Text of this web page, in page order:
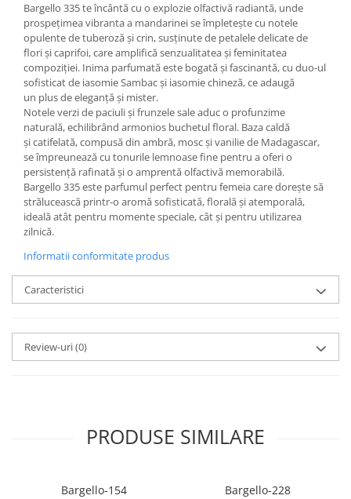
Bargello 335 te încântă cu o explozie olfactivă radiantă, unde
prospețimea vibranta a mandarinei se împletește cu notele
opulente de tuberoză și crin, susținute de petalele delicate de
flori și caprifoi, care amplifică senzualitatea și feminitatea
compoziției. Inima parfumată este bogată și fascinantă, cu duo-ul
sofisticat de iasomie Sambac și iasomie chineză, ce adaugă
un plus de eleganță și mister.
Notele verzi de paciuli și frunzele sale aduc o profunzime
naturală, echilibrând armonios buchetul floral. Baza caldă
și catifelată, compusă din ambră, mosc și vanilie de Madagascar,
se împreunează cu tonurile lemnoase fine pentru a oferi o
persistență rafinată și o amprentă olfactivă memorabilă.
Bargello 335 este parfumul perfect pentru femeia care dorește să
strălucească printr-o aromă sofisticată, florală și atemporală,
ideală atât pentru momente speciale, cât și pentru utilizarea
zilnică.
Informatii conformitate produs
Caracteristici
Review-uri(0)
PRODUSE SIMILARE
Bargello-154
Bargello-228